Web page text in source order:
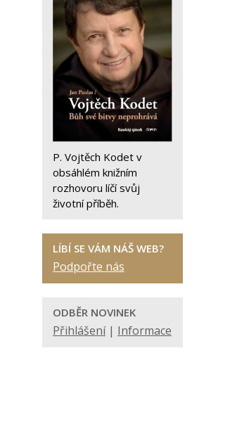
P. Vojtěch Kodet v
obsáhlém knižním
rozhovoru líčí svůj
životní příběh.
LÍBÍ SE VÁM NÁŠ WEB?
Podpořte nás
ODBĚR NOVINEK
Přihlášení| Informace